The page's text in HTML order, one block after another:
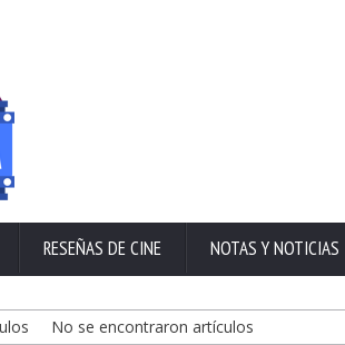
RESEÑAS DE CINE NOTAS Y NOTICIAS
No se encontraron artículos